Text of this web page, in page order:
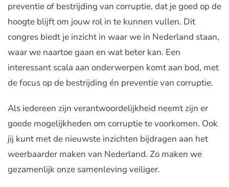
preventie of bestrijding van corruptie, dat je goed op de
hoogte blijft om jouw rol in te kunnen vullen. Dit
congres biedt je inzicht in waar we in Nederland staan,
waar we naartoe gaan en wat beter kan. Een
interessant scala aan onderwerpen komt aan bod, met
de focus op de bestrijding én preventie van corruptie.
Als iedereen zijn verantwoordelijkheid neemt zijn er
goede mogelijkheden om corruptie te voorkomen. Ook
jij kunt met de nieuwste inzichten bijdragen aan het
weerbaarder maken van Nederland. Zo maken we
gezamenlijk onze samenleving veiliger.